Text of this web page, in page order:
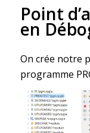
Point
en
On crée notre
programme